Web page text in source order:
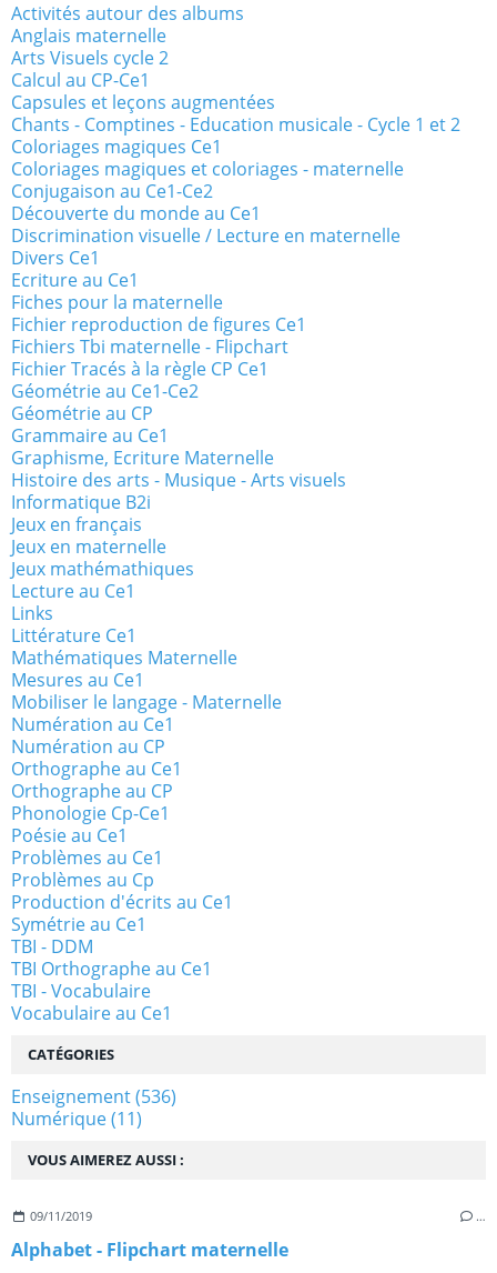
VOUS AIMEREZ AUSSI :
09/11/2019 …
Alphabet - Flipchart maternelle
Activités autour des albums
Anglais maternelle
Arts Visuels cycle 2
Calcul au CP-Ce1
Capsules et leçons augmentées
Chants - Comptines - Education musicale - Cycle 1 et 2
Coloriages magiques Ce1
Coloriages magiques et coloriages - maternelle
Conjugaison au Ce1-Ce2
Découverte du monde au Ce1
Discrimination visuelle / Lecture en maternelle
Divers Ce1
Ecriture au Ce1
Fiches pour la maternelle
Fichier reproduction de figures Ce1
Fichiers Tbi maternelle - Flipchart
Fichier Tracés à la règle CP Ce1
Géométrie au Ce1-Ce2
Géométrie au CP
Grammaire au Ce1
Graphisme, Ecriture Maternelle
Histoire des arts - Musique - Arts visuels
Informatique B2i
Jeux en français
Jeux en maternelle
Jeux mathémathiques
Lecture au Ce1
Links
Littérature Ce1
Mathématiques Maternelle
Mesures au Ce1
Mobiliser le langage - Maternelle
Numération au Ce1
Numération au CP
Orthographe au Ce1
Orthographe au CP
Phonologie Cp-Ce1
Poésie au Ce1
Problèmes au Ce1
Problèmes au Cp
Production d'écrits au Ce1
Symétrie au Ce1
TBI - DDM
TBI Orthographe au Ce1
TBI - Vocabulaire
Vocabulaire au Ce1
CATÉGORIES
Enseignement(536)
Numérique(11)